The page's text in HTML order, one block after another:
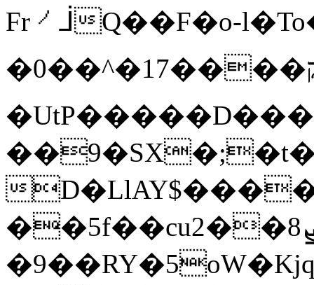
Fr㇒ᒨQ��F�o-
�0��^�ק����17L��מ���I<�ȑ�Xg=%
��5f��cu2��8ܨ�f�1��vv�y���?